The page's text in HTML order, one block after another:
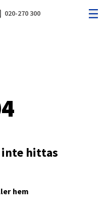
020-270 300
inte hittas
hem